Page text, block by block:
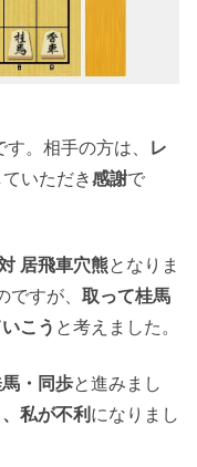
。相手の方は、
レ
いただき感謝で
居飛車穴熊となりま
ですが、 取って桂馬
こう と考えました。
・同歩と進みまし
私が不利になりまし